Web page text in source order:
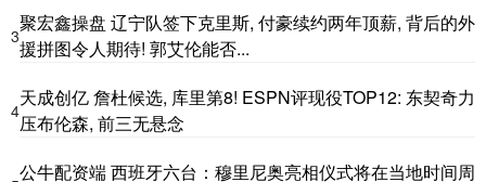
3
聚宏鑫操盘 辽宁队签下克里斯, 付豪续约两年顶薪, 背后的外
援拼图令人期待! 郭艾伦能否...
4
天成创亿 詹杜候选, 库里第8! ESPN评现役TOP12: 东契奇力
压布伦森, 前三无悬念
公牛配资端 西班牙六台：穆里尼奥亮相仪式将在当地时间周